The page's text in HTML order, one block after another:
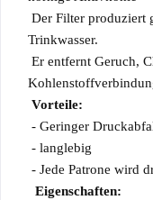
Der Filter produziert
Trinkwasser.
Er entfernt Geruch,
Vorteile:
- Geringer
- langlebig
- Jede Patrone wird
Eigenschaften: